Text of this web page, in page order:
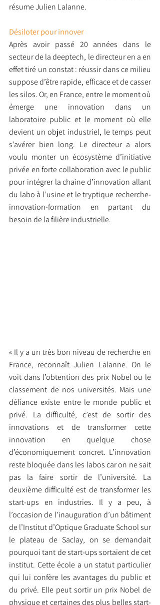
résume Julien Lalanne.
Désiloter pour innover
Après avoir passé 20 années dans le
secteur de la deeptech, le directeur en a en
effet tiré un constat : réussir dans ce milieu
suppose d’être rapide, efficace et de casser
les silos. Or, en France, entre le moment où
émerge une innovation dans un
laboratoire public et le moment où elle
devient un objet industriel, le temps peut
s’avérer bien long. Le directeur a alors
voulu monter un écosystème d’initiative
privée en forte collaboration avec le public
pour intégrer la chaine d’innovation allant
du labo à l’usine et le tryptique recherche-
innovation-formation en partant du
besoin de la filière industrielle.
« Il y a un très bon niveau de recherche en
France, reconnaît Julien Lalanne. On le
voit dans l’obtention des prix Nobel ou le
classement de nos universités. Mais une
défiance existe entre le monde public et
privé. La difficulté, c’est de sortir des
innovations et de transformer cette
innovation en quelque chose
d’économiquement concret. L’innovation
reste bloquée dans les labos car on ne sait
pas la faire sortir de l’université. La
deuxième difficulté est de transformer les
start-ups en industries. Il y a peu, à
l’occasion de l’inauguration d’un bâtiment
de l’Institut d’Optique Graduate School sur
le plateau de Saclay, on se demandait
pourquoi tant de start-ups sortaient de cet
institut. Cette école a un statut particulier
qui lui confère les avantages du public et
du privé. Elle peut sortir un prix Nobel de
physique et certaines des plus belles start-